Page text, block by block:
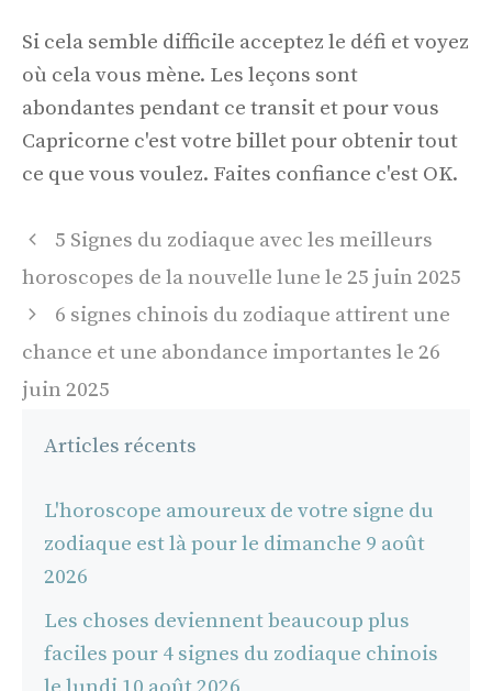
Si cela semble difficile acceptez le défi et voyez
où cela vous mène. Les leçons sont
abondantes pendant ce transit et pour vous
Capricorne c'est votre billet pour obtenir tout
ce que vous voulez. Faites confiance c'est OK.
Navigation
des
5 Signes du zodiaque avec les meilleurs
horoscopes de la nouvelle lune le 25 juin 2025
6 signes chinois du zodiaque attirent une
chance et une abondance importantes le 26
juin 2025
Articles récents
L'horoscope amoureux de votre signe du
zodiaque est là pour le dimanche 9 août
2026
Les choses deviennent beaucoup plus
faciles pour 4 signes du zodiaque chinois